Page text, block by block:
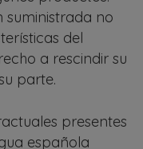
suministrada no
del
a rescindir su
parte.
presentes
española